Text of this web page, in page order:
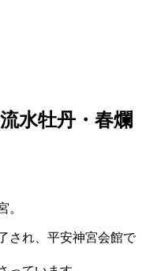
水牡丹・春爛
。
され、平安神宮会館で